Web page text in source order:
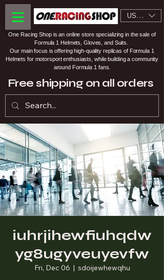
USD ($)
One Racing Shop is an online store specializing in the sale of
Formula 1 Helmets, Gloves, and Suits.
Our main focus is offering high-quality replicas of Formula 1
Helmets for motorsport enthusiasts, while building a community
around Formula 1 fans.
Free shipping on all orders
iuhrjihewfiuhqdw
yg8ugyveuyevfw
Fri, Dec 06
  |
sdoijewhewqhu